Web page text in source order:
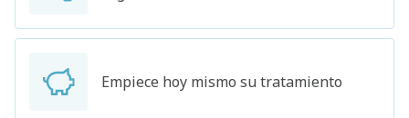
Empiece hoy mismo su tratamiento